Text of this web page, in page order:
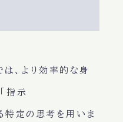
は、より効率的な身
指示
定の思考を用いま